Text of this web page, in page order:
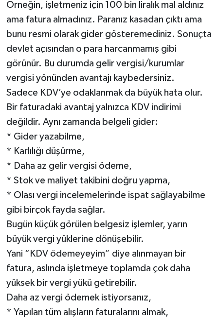
Örneğin, işletmeniz için 100 bin liralık mal aldınız
ama fatura almadınız. Paranız kasadan çıktı ama
bunu resmi olarak gider gösteremediniz. Sonuçta
devlet açısından o para harcanmamış gibi
görünür. Bu durumda gelir vergisi/kurumlar
vergisi yönünden avantajı kaybedersiniz.
Sadece KDV’ye odaklanmak da büyük hata olur.
Bir faturadaki avantaj yalnızca KDV indirimi
değildir. Aynı zamanda belgeli gider:
* Gider yazabilme,
* Karlılığı düşürme,
* Daha az gelir vergisi ödeme,
* Stok ve maliyet takibini doğru yapma,
* Olası vergi incelemelerinde ispat sağlayabilme
gibi birçok fayda sağlar.
Bugün küçük görülen belgesiz işlemler, yarın
büyük vergi yüklerine dönüşebilir.
Yani “KDV ödemeyeyim” diye alınmayan bir
fatura, aslında işletmeye toplamda çok daha
yüksek bir vergi yükü getirebilir.
Daha az vergi ödemek istiyorsanız,
* Yapılan tüm alışların faturalarını almak,